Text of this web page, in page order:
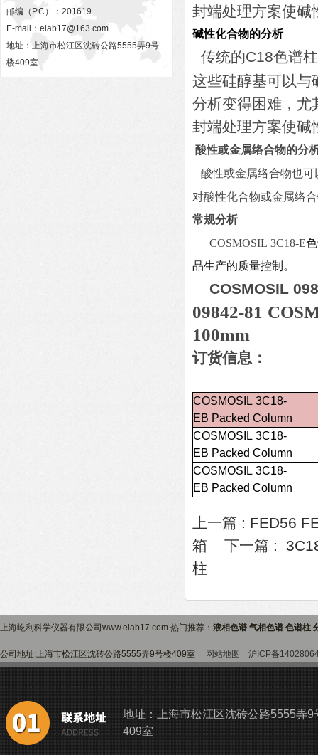
邮编（P.C）：201619
E-mail： elab17@163.com
地址：上海市松江区沈砖公路5555弄9号
楼409室
封端处理方案使碱
碱性化合物的分析
传统的C18色谱
这些硅醇基可以与
分析变得困难，尤
封端处理方案使碱
酸性或金属络合物的分
酸性或金属络合物也
对酸性化合物或金属络
常规分析
COSMOSIL 3C18-E
品生产的质量控制。
COSMOSIL
09842-81
100mm
订货信息：
COSMOSIL 3C18-
EB Packed Column
COSMOSIL 3C18-
EB Packed Column
COSMOSIL 3C18-
EB Packed Column
上一篇 : FED56
箱 下一篇 :
柱
上海屹利科学仪器有限公司www.elab17.com 热门推荐： 液相色谱 气相色谱 色谱柱
公司地址:上海市松江区沈砖公路5555弄9号楼409室 网站地图 沪ICP备
地址：上海市松江区沈砖公路5555弄9
409室